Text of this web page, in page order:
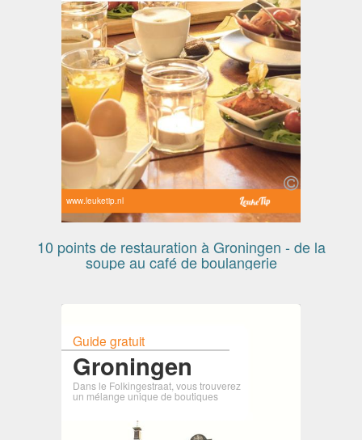
www.leuketip.nl
10 points de restauration à Groningen - de la
soupe au café de boulangerie
Guide gratuit
Groningen
Dans le Folkingestraat, vous trouverez
un mélange unique de boutiques